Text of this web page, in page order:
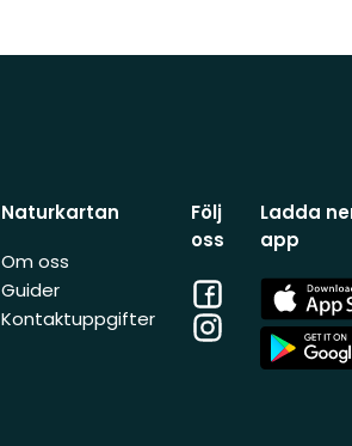
Naturkartan
Om oss
Guider
Kontaktuppgifter
Följ
oss
Facebook
Instagram
Ladda
app
App
Store
App
Store